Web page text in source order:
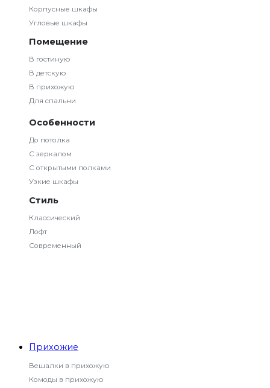
Корпусные шкафы
Угловые шкафы
Помещение
В гостиную
В детскую
В прихожую
Для спальни
Особенности
До потолка
С зеркалом
С открытыми полками
Узкие шкафы
Стиль
Классический
Лофт
Современный
Прихожие
Вешалки в прихожую
Комоды в прихожую